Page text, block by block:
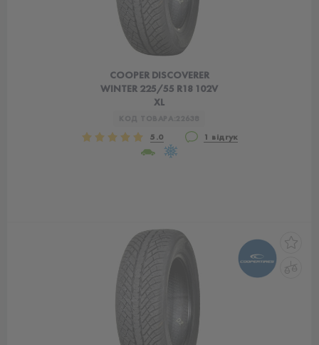
COOPER DISCOVERER
WINTER 225/55 R18 102V
XL
5.0 1 відгук